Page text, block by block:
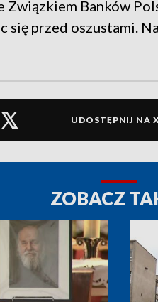
Związkiem Banków
się przed oszustami.
UDOSTĘPNIJ NA
ZOBACZ